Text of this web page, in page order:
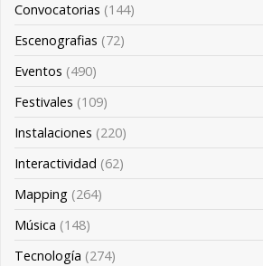
Convocatorias (144)
Escenografias (72)
Eventos (490)
Festivales (109)
Instalaciones (220)
Interactividad (62)
Mapping (264)
Música (148)
Tecnología (274)